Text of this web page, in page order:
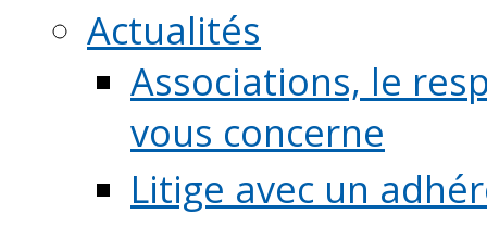
Actualités
Associations, le
vous concerne
Litige avec un